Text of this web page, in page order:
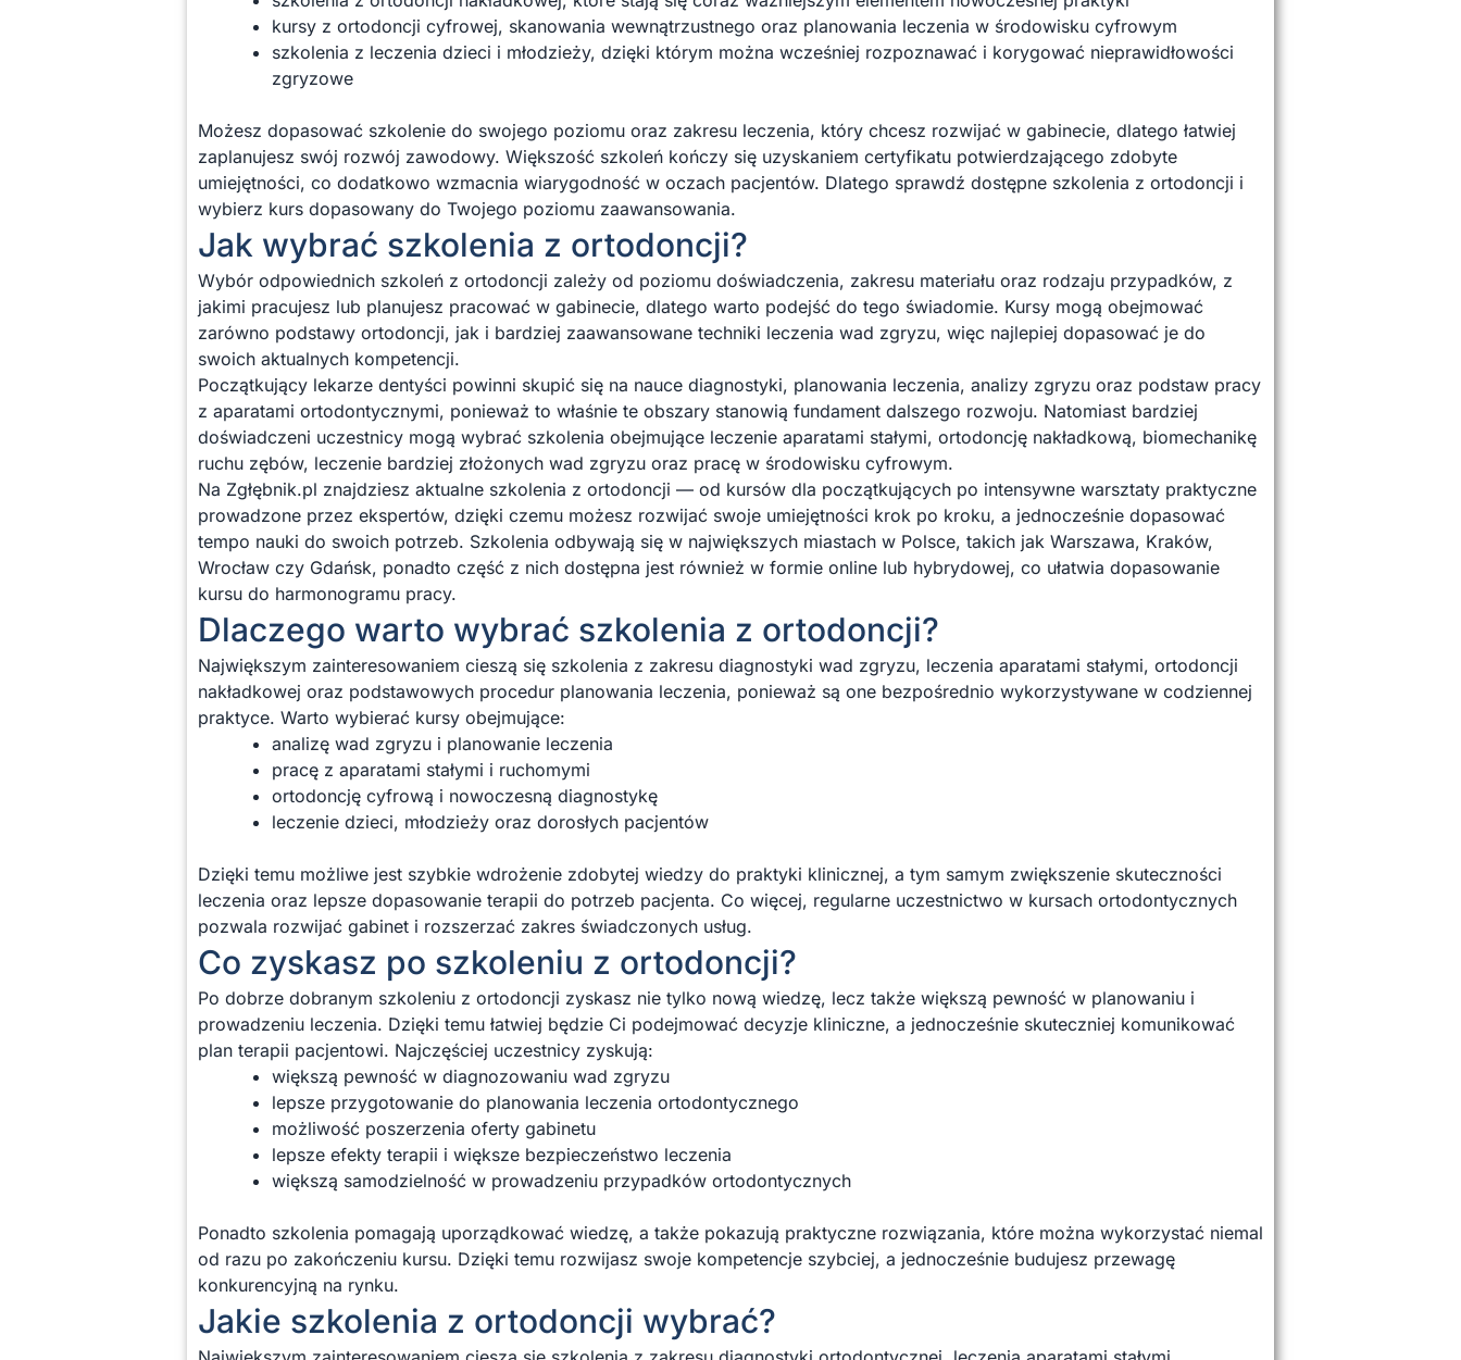
kursy z ortodoncji cyfrowej, skanowania wewnątrzustnego oraz planowania leczenia w środowisku cyfrowym
szkolenia z leczenia dzieci i młodzieży, dzięki którym można wcześniej rozpoznawać i korygować nieprawidłowości
zgryzowe
Możesz dopasować szkolenie do swojego poziomu oraz zakresu leczenia, który chcesz rozwijać w gabinecie, dlatego łatwiej
zaplanujesz swój rozwój zawodowy. Większość szkoleń kończy się uzyskaniem certyfikatu potwierdzającego zdobyte
umiejętności, co dodatkowo wzmacnia wiarygodność w oczach pacjentów. Dlatego sprawdź dostępne szkolenia z ortodoncji i
wybierz kurs dopasowany do Twojego poziomu zaawansowania.
Jak wybrać szkolenia z ortodoncji?
Wybór odpowiednich szkoleń z ortodoncji zależy od poziomu doświadczenia, zakresu materiału oraz rodzaju przypadków, z
jakimi pracujesz lub planujesz pracować w gabinecie, dlatego warto podejść do tego świadomie. Kursy mogą obejmować
zarówno podstawy ortodoncji, jak i bardziej zaawansowane techniki leczenia wad zgryzu, więc najlepiej dopasować je do
swoich aktualnych kompetencji.
Początkujący lekarze dentyści powinni skupić się na nauce diagnostyki, planowania leczenia, analizy zgryzu oraz podstaw pracy
z aparatami ortodontycznymi, ponieważ to właśnie te obszary stanowią fundament dalszego rozwoju. Natomiast bardziej
doświadczeni uczestnicy mogą wybrać szkolenia obejmujące leczenie aparatami stałymi, ortodoncję nakładkową, biomechanikę
ruchu zębów, leczenie bardziej złożonych wad zgryzu oraz pracę w środowisku cyfrowym.
Na Zgłębnik.pl znajdziesz aktualne szkolenia z ortodoncji — od kursów dla początkujących po intensywne warsztaty praktyczne
prowadzone przez ekspertów, dzięki czemu możesz rozwijać swoje umiejętności krok po kroku, a jednocześnie dopasować
tempo nauki do swoich potrzeb. Szkolenia odbywają się w największych miastach w Polsce, takich jak Warszawa, Kraków,
Wrocław czy Gdańsk, ponadto część z nich dostępna jest również w formie online lub hybrydowej, co ułatwia dopasowanie
kursu do harmonogramu pracy.
Dlaczego warto wybrać szkolenia z ortodoncji?
Największym zainteresowaniem cieszą się szkolenia z zakresu diagnostyki wad zgryzu, leczenia aparatami stałymi, ortodoncji
nakładkowej oraz podstawowych procedur planowania leczenia, ponieważ są one bezpośrednio wykorzystywane w codziennej
praktyce. Warto wybierać kursy obejmujące:
analizę wad zgryzu i planowanie leczenia
pracę z aparatami stałymi i ruchomymi
ortodoncję cyfrową i nowoczesną diagnostykę
leczenie dzieci, młodzieży oraz dorosłych pacjentów
Dzięki temu możliwe jest szybkie wdrożenie zdobytej wiedzy do praktyki klinicznej, a tym samym zwiększenie skuteczności
leczenia oraz lepsze dopasowanie terapii do potrzeb pacjenta. Co więcej, regularne uczestnictwo w kursach ortodontycznych
pozwala rozwijać gabinet i rozszerzać zakres świadczonych usług.
Co zyskasz po szkoleniu z ortodoncji?
Po dobrze dobranym szkoleniu z ortodoncji zyskasz nie tylko nową wiedzę, lecz także większą pewność w planowaniu i
prowadzeniu leczenia. Dzięki temu łatwiej będzie Ci podejmować decyzje kliniczne, a jednocześnie skuteczniej komunikować
plan terapii pacjentowi. Najczęściej uczestnicy zyskują:
większą pewność w diagnozowaniu wad zgryzu
lepsze przygotowanie do planowania leczenia ortodontycznego
możliwość poszerzenia oferty gabinetu
lepsze efekty terapii i większe bezpieczeństwo leczenia
większą samodzielność w prowadzeniu przypadków ortodontycznych
Ponadto szkolenia pomagają uporządkować wiedzę, a także pokazują praktyczne rozwiązania, które można wykorzystać niemal
od razu po zakończeniu kursu. Dzięki temu rozwijasz swoje kompetencje szybciej, a jednocześnie budujesz przewagę
konkurencyjną na rynku.
Jakie szkolenia z ortodoncji wybrać?